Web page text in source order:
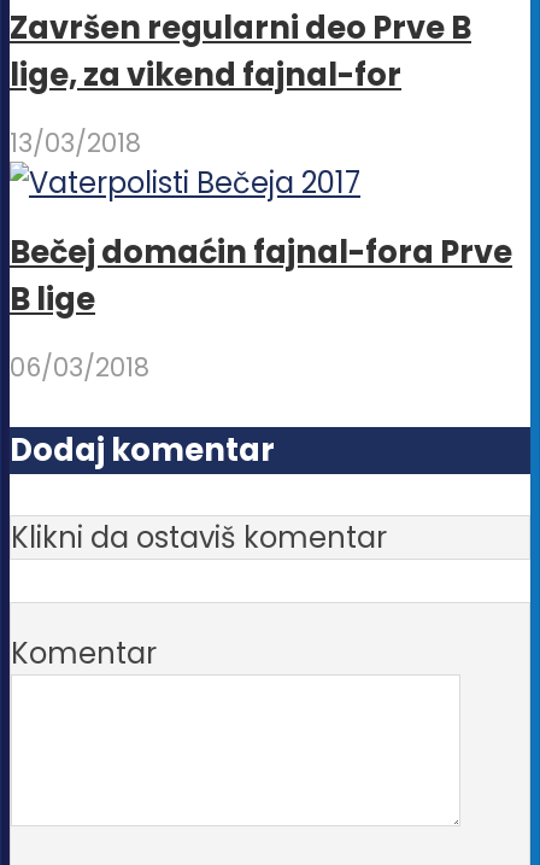
Završen regularni deo Prve B
lige, za vikend fajnal-for
13/03/2018
Bečej domaćin fajnal-fora Prve
B lige
06/03/2018
Dodaj komentar
Klikni da ostaviš komentar
Komentar